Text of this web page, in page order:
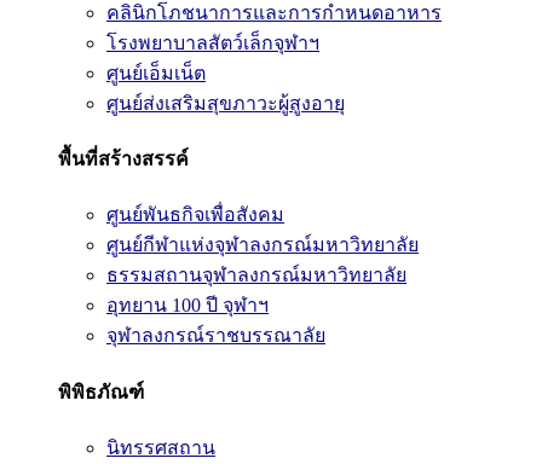
คลินิกโภชนาการและการกำหนดอาหาร
โรงพยาบาลสัตว์เล็กจุฬาฯ
ศูนย์เอ็มเน็ต
ศูนย์ส่งเสริมสุขภาวะผู้สูงอายุ
พื้นที่สร้างสรรค์
ศูนย์พันธกิจเพื่อสังคม
ศูนย์กีฬาแห่งจุฬาลงกรณ์มหาวิทยาลัย
ธรรมสถานจุฬาลงกรณ์มหาวิทยาลัย
อุทยาน 100 ปี จุฬาฯ
จุฬาลงกรณ์ราชบรรณาลัย
พิพิธภัณฑ์
นิทรรศสถาน